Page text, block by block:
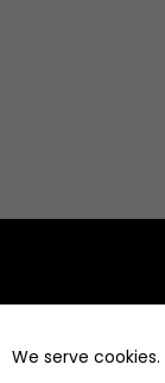
We serve